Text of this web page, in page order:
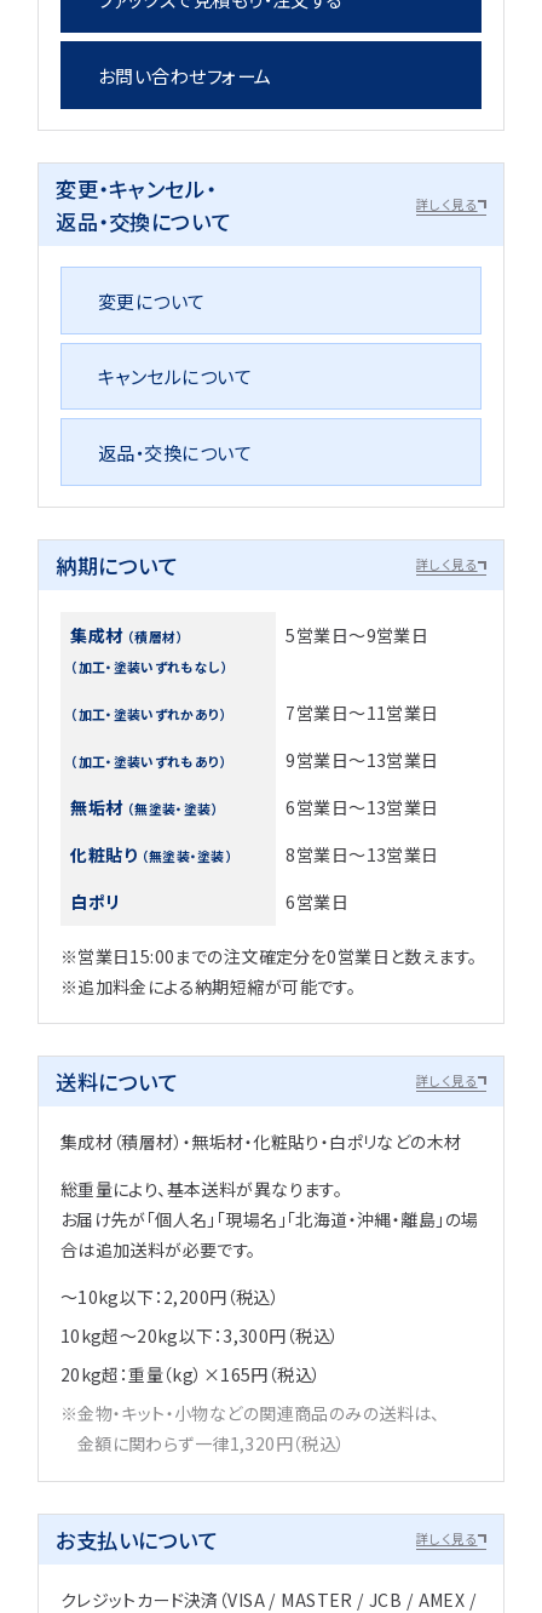
お問い合わせフォーム
変更・キャンセル・
返品・交換について
詳しく見る
変更について
キャンセルについて
返品・交換について
納期について 詳しく見る
集成材 （積層材）
（加工・塗装いずれもなし）
5営業日～9営業日
（加工・塗装いずれかあり） 7営業日～11営業日
（加工・塗装いずれもあり）
9営業日～13営業日
無垢材 （無塗装・塗装）
6営業日～13営業日
化粧貼り （無塗装・塗装）
8営業日～13営業日
白ポリ
6営業日
※営業日15:00までの注文確定分を0営業日と数えます。
※追加料金による納期短縮が可能です。
送料について 詳しく見る
集成材（積層材）・無垢材・化粧貼り・白ポリなどの木材
総重量により、基本送料が異なります。
お届け先が「個人名」「現場名」「北海道・沖縄・離島」の場
合は追加送料が必要です。
～10kg以下：2,200円（税込）
10kg超～20kg以下：3,300円（税込）
20kg超：重量（kg）×165円（税込）
金物・キット・小物などの関連商品のみの送料は、
金額に関わらず一律1,320円（税込）
お支払いについて 詳しく見る
クレジットカード決済（VISA / MASTER / JCB / AMEX /